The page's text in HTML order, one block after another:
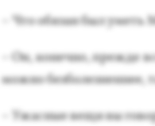
– Что обя­зан был уметь
– Он, ко­неч­но, преж­де
мож­но без­бо­лез­неннее,
– Ужас­ные ве­щи вы